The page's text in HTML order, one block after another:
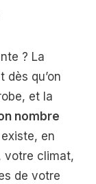
? La
qu’on
et la
nombre
en
votre climat,
de votre